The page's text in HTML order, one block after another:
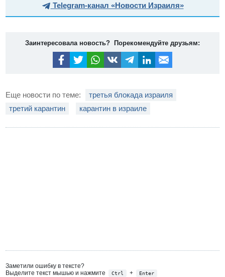
Telegram-канал «Новости Израиля»
Заинтересовала новость? Порекомендуйте друзьям:
Еще новости по теме:
третья блокада израиля
третий карантин
карантин в израиле
Заметили ошибку в тексте?
Выделите текст мышью и нажмите
Ctrl + Enter